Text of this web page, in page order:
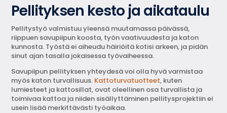
Pellityksen kesto ja aikataulu
Pellitystyö valmistuu yleensä muutamassa päivässä,
riippuen savupiipun koosta, työn vaativuudesta ja katon
kunnosta. Työstä ei aiheudu häiriöitä kotisi arkeen, ja pidän
sinut ajan tasalla jokaisessa työvaiheessa.
Savupiipun pellityksen yhteydesä voi olla hyvä varmistaa
myös katon turvallisuus. Kattoturvatuotteet, kuten
lumiesteet ja kattosillat, ovat oleellinen osa turvallista ja
toimivaa kattoa ja niiden sisällyttäminen pellitysprojektiin ei
usein lisää merkittävästi työaikaa.